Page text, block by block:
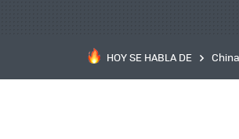
HOY SE HABLA DE China